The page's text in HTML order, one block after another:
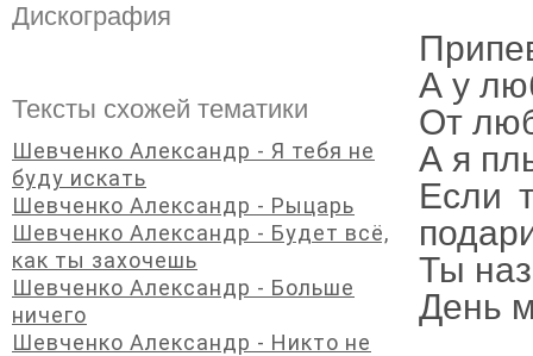
А у
От
А я
Если
Ты
День
Дискография
Тексты схожей тематики
Шевченко Александр - Я тебя не
буду искать
Шевченко Александр - Рыцарь
Шевченко Александр - Будет всё,
как ты захочешь
Шевченко Александр - Больше
ничего
Шевченко Александр - Никто не